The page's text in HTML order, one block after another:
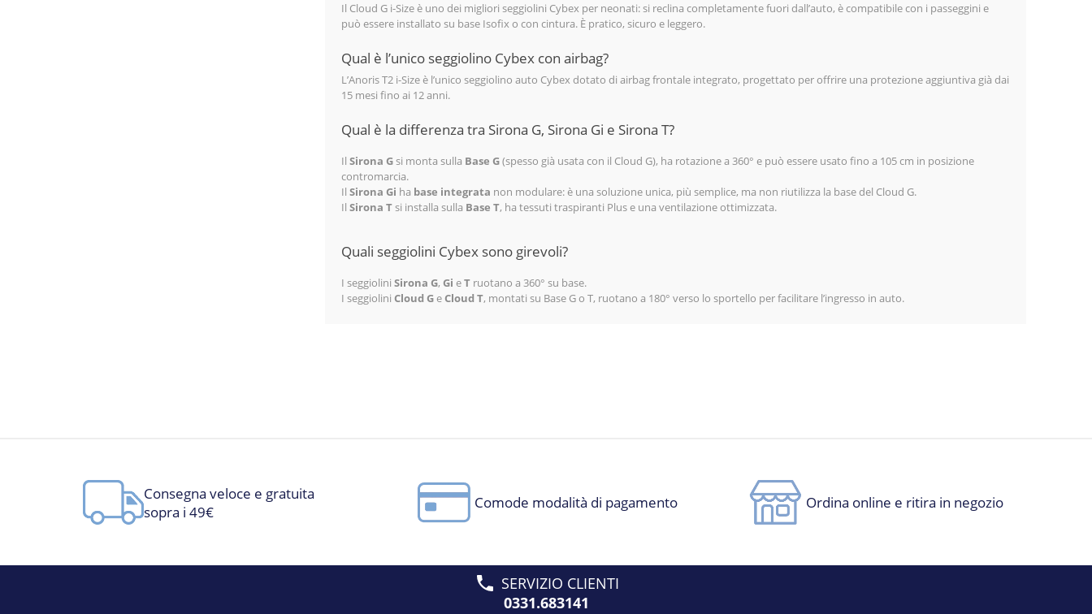
Il Cloud G i-Size è uno dei migliori seggiolini Cybex per neonati: si reclina completamente fuori dall’auto, è compatibile con i passeggini e
può essere installato su base Isofix o con cintura. È pratico, sicuro e leggero.
Qual è l’unico seggiolino Cybex con airbag?
L’Anoris T2 i-Size è l’unico seggiolino auto Cybex dotato di airbag frontale integrato, progettato per offrire una protezione aggiuntiva già dai
15 mesi fino ai 12 anni.
Qual è la differenza tra Sirona G, Sirona Gi e Sirona T?
Il Sirona Gsi monta sulla Base G(spesso già usata con il Cloud G), ha rotazione a 360° e può essere usato fino a 105 cm in posizione
contromarcia.
Il Sirona Gi ha base integrata non modulare: è una soluzione unica, più semplice, ma non riutilizza la base del Cloud G.
Il Sirona Tsi installa sulla Base T, ha tessuti traspiranti Plus e una ventilazione ottimizzata.
Quali seggiolini Cybex sono girevoli?
I seggiolini Sirona G, Gi eTruotano a 360° su base.
I seggiolini Cloud GeCloud T, montati su Base G o T, ruotano a 180° verso lo sportello per facilitare l’ingresso in auto.
Consegna veloce e gratuita
sopra i 49€
Comode modalità di pagamento Ordina online e ritira in negozio
SERVIZIO CLIENTI
0331.683141